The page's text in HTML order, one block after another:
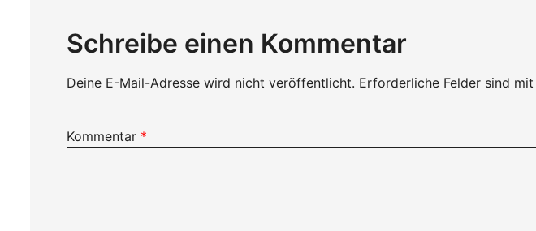
Schreibe einen Kommentar
Deine E-Mail-Adresse wird nicht veröffentlicht. Erforderliche Felder sind mit
Kommentar *